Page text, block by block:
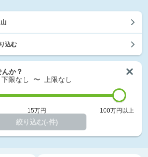
込む
か？
下限なし
〜 上限なし
15万円 100万円以上
絞り込む(-件)